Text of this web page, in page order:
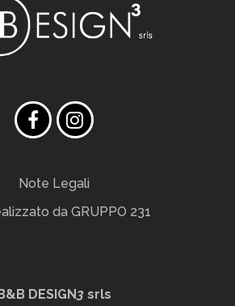
Note Legali
da GRUPPO 231
DESIGN3 srls